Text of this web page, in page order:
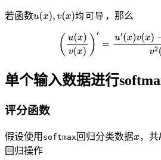
若函数 均 可导 ，那么
单个输入数据进行
评分函数
假设使用 softmax 回归分类数据 ，共
回归操作